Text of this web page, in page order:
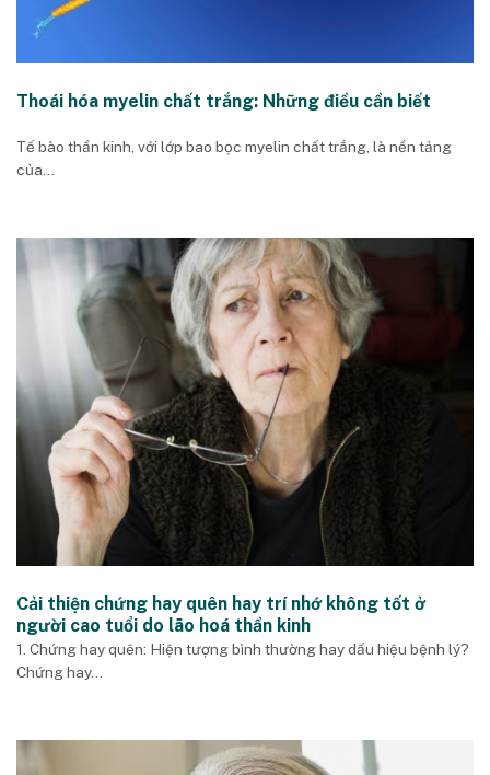
Thoái hóa myelin chất trắng: Những điều cần biết
Tế bào thần kinh, với lớp bao bọc myelin chất trắng, là nền tảng
của...
Cải thiện chứng hay quên hay trí nhớ không tốt ở
người cao tuổi do lão hoá thần kinh
1. Chứng hay quên: Hiện tượng bình thường hay dấu hiệu bệnh lý?
Chứng hay...